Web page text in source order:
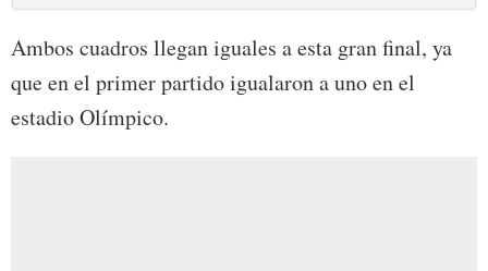
Ambos cuadros llegan iguales a esta gran final, ya
que en el primer partido igualaron a uno en el
estadio Olímpico.